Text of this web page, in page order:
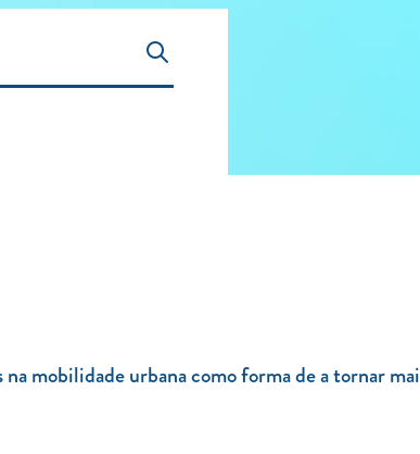
mobilidade urbana como forma de a tornar